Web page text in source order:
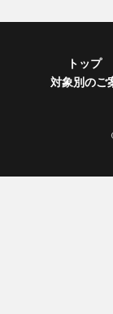
トップ
対象別のご